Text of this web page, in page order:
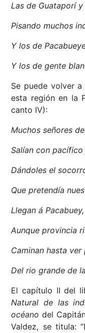
Las de Guataporí y
Pisando muchos
Y los de
Y los de gente
Se puede volver
esta región en la
canto IV):
Muchos señores
Salían con
Dándoles el
Que pretendía
Llegan á
Aunque provincia
Caminan hasta ver
Del rio grande de
El capítulo II del
Natural de las
océanodel
Valdez, se titula: